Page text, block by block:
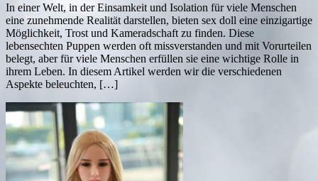
In einer Welt, in der Einsamkeit und Isolation für viele Menschen
eine zunehmende Realität darstellen, bieten sex doll eine einzigartige
Möglichkeit, Trost und Kameradschaft zu finden. Diese
lebensechten Puppen werden oft missverstanden und mit Vorurteilen
belegt, aber für viele Menschen erfüllen sie eine wichtige Rolle in
ihrem Leben. In diesem Artikel werden wir die verschiedenen
Aspekte beleuchten, […]